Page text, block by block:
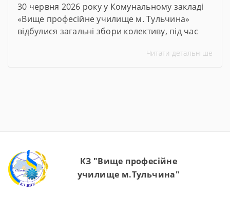
30 червня 2026 року у Комунальному закладі
«Вище професійне училище м. Тульчина»
відбулися загальні збори колективу, під час
прозвітувала про підсумки роботи за 2025–
зіткнутися, […]
Читати детальніше
КЗ "Вище професійне
училище м.Тульчина"